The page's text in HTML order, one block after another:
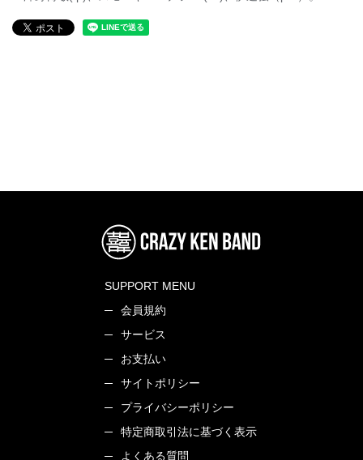
SUPPORT MENU
会員規約
サービス
お支払い
サイトポリシー
プライバシーポリシー
特定商取引法に基づく表示
よくある質問